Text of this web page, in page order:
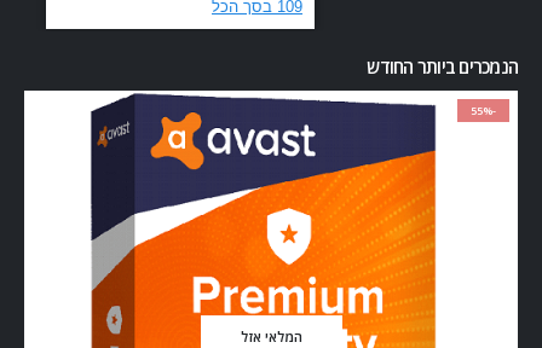
הנמכרים ביותר החודש
-55%
המלאי אזל